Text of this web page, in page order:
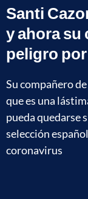
Santi
y ahora su
peligro
Su compañero
que es una
pueda quedarse
selección
coronavirus